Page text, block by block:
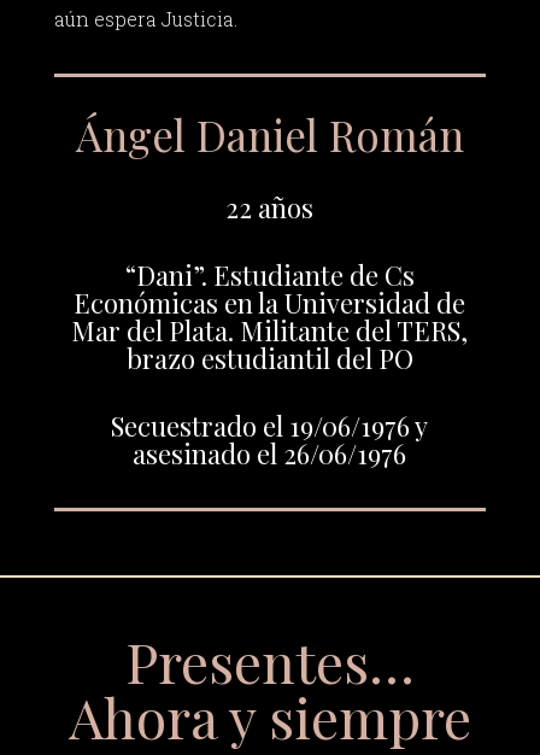
aún espera Justicia.
Ángel Daniel Román
22 años
“Dani”. Estudiante de Cs
Económicas en la Universidad de
Mar del Plata. Militante del TERS,
brazo estudiantil del PO
Secuestrado el 19/06/1976 y
asesinado el 26/06/1976
Presentes…
Ahora y siempre